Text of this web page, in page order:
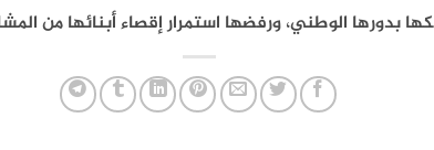
بدورها الوطني، ورفضها استمرار إقصاء أبنائها من